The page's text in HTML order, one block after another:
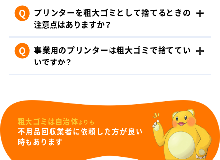
Q
プリンターを粗大ゴミとして捨てるときの
注意点はありますか？
Q
事業用のプリンターは粗大ゴミで捨ててい
いですか？
粗大ゴミは自治体よりも
不用品回収業者に依頼した方が良い
時もあります